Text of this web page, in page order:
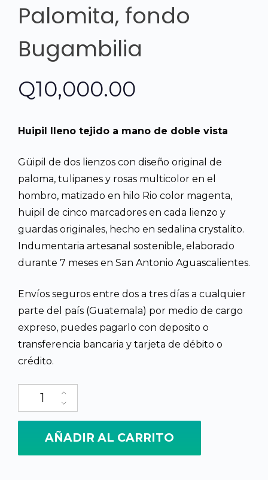
Palomita, fondo
Bugambilia
Q10,000.00
Huipil lleno tejido a mano de doble vista
Güipil de dos lienzos con diseño original de
paloma, tulipanes y rosas multicolor en el
hombro, matizado en hilo Rio color magenta,
huipil de cinco marcadores en cada lienzo y
guardas originales, hecho en sedalina crystalito.
Indumentaria artesanal sostenible, elaborado
durante 7 meses en San Antonio Aguascalientes.
Envíos seguros entre dos a tres días a cualquier
parte del país (Guatemala) por medio de cargo
expreso, puedes pagarlo con deposito o
transferencia bancaria y tarjeta de débito o
crédito.
Güipil de San Antonio, Original de 5 marcadores, Diseño Floral
AÑADIR AL CARRITO